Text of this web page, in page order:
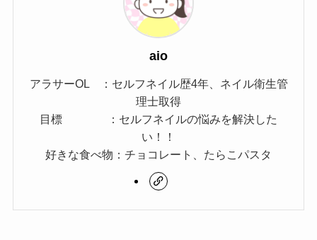
aio
アラサーOL ：セルフネイル歴4年、ネイル衛生管
理士取得
目標 ：セルフネイルの悩みを解決した
い！！
好きな食べ物：チョコレート、たらこパスタ